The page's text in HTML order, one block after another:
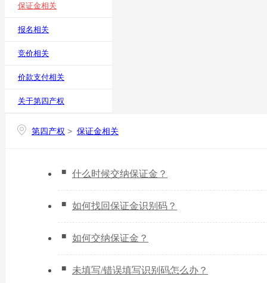
保证金相关
报名相关
竞价相关
价款支付相关
关于第四产权
第四产权 > 保证金相关
什么时候交纳保证金？
如何找回保证金识别码？
如何交纳保证金？
未填写/错误填写识别码怎么办？